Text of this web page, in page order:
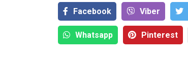
Facebook Viber
Whatsapp Pinterest